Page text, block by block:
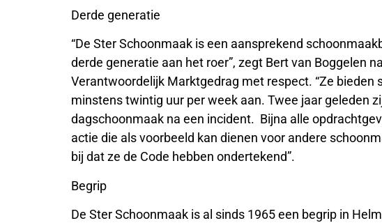
Derde generatie
“De Ster Schoonmaak is een aansprekend
derde generatie aan het roer”, zegt Bert van Boggelen
Verantwoordelijk Marktgedrag met respect. “Ze bieden
minstens twintig uur per week aan. Twee jaar geleden
dagschoonmaak na een incident. Bijna alle
actie die als voorbeeld kan dienen voor andere
bij dat ze de Code hebben ondertekend”.
Begrip
De Ster Schoonmaak is al sinds 1965 een begrip in